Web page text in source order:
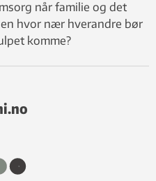
når familie og det
hvor nær hverandre bør
komme?